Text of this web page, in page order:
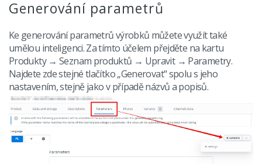
Generování parametrů
Ke generování parametrů výrobků můžete využít také
umělou inteligenci. Za tímto účelem přejděte na kartu
Produkty → Seznam produktů → Upravit → Parametry.
Najdete zde stejné tlačítko „Generovat“ spolu s jeho
nastavením, stejně jako v případě názvů a popisů.